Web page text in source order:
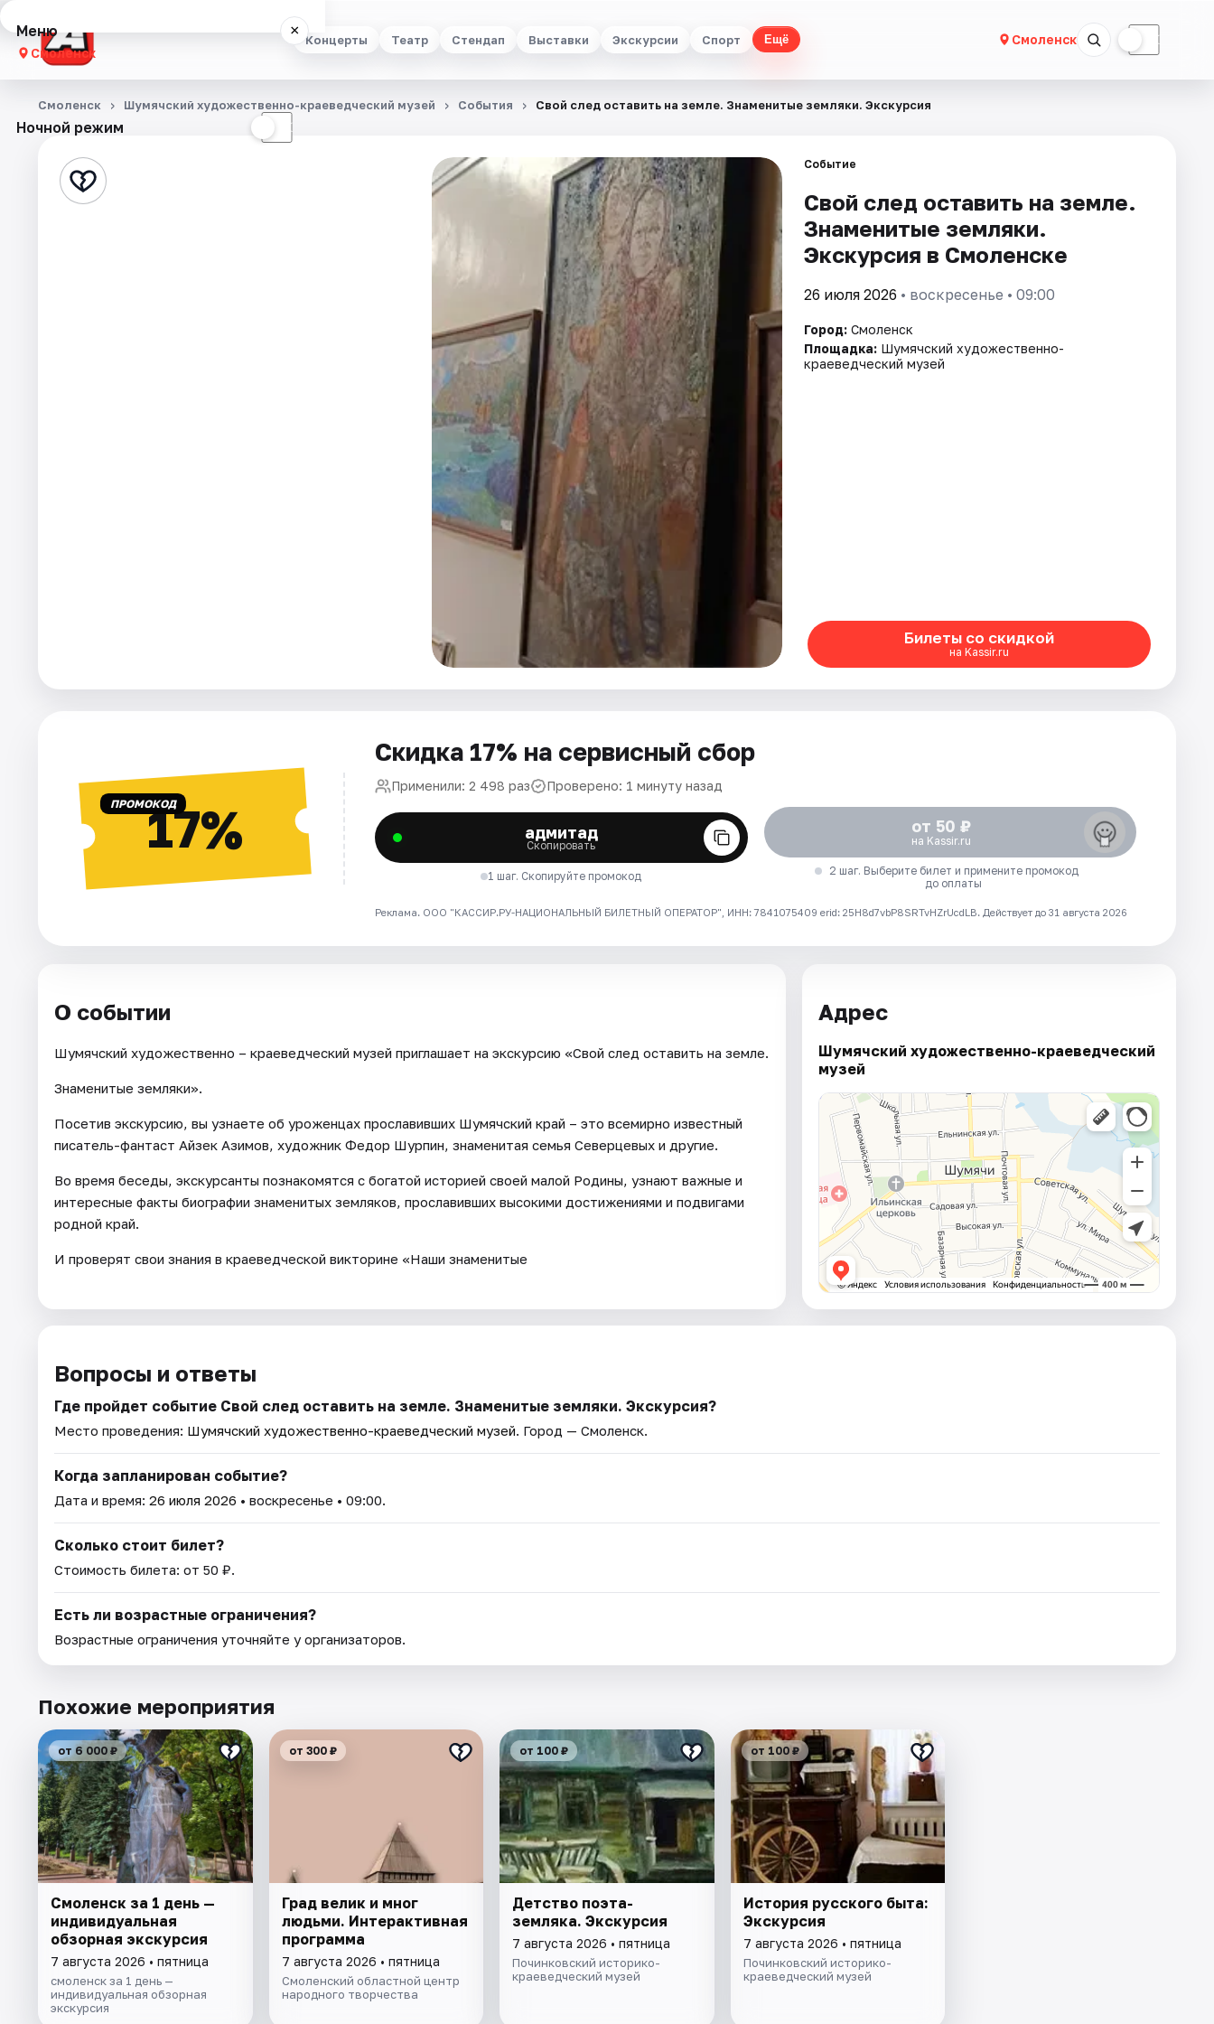
Концерты Театр Стендап Выставки Экскурсии Спорт Ещё Смоленск ☾
Меню ×
Смоленск
Концерты
Стендап
Ночной режим ☾
Смоленск Шумячский художественно-краеведческий музей События Свой след оставить на земле. Знаменитые земляки. Экскурсия
Событие
Свой след оставить на земле.
Знаменитые земляки.
Экскурсия в Смоленске
26 июля 2026 • воскресенье • 09:00
Город: Смоленск
Площадка: Шумячский художественно-
краеведческий музей
Билеты со скидкой
на Kassir.ru
ПРОМОКОД17%
Скидка 17% на сервисный сбор
Применили: 2 498 раз Проверено: 1 минуту назад
адмитад
Скопировать
1 шаг. Скопируйте промокод
от 50 ₽
на Kassir.ru
2 шаг. Выберите билет и примените промокод
до оплаты
Реклама. ООО "КАССИР.РУ-НАЦИОНАЛЬНЫЙ БИЛЕТНЫЙ ОПЕРАТОР", ИНН: 7841075409 erid: 25H8d7vbP8SRTvHZrUcdLB. Действует до 31 августа 2026
О событии
Шумячский художественно – краеведческий музей приглашает на экскурсию «Свой след оставить на земле.
Знаменитые земляки».
Посетив экскурсию, вы узнаете об уроженцах прославивших Шумячский край – это всемирно известный
писатель-фантаст Айзек Азимов, художник Федор Шурпин, знаменитая семья Северцевых и другие.
Во время беседы, экскурсанты познакомятся с богатой историей своей малой Родины, узнают важные и
интересные факты биографии знаменитых земляков, прославивших высокими достижениями и подвигами
родной край.
И проверят свои знания в краеведческой викторине «Наши знаменитые
Адрес
Шумячский художественно-краеведческий
музей
Вопросы и ответы
Где пройдет событие Свой след оставить на земле. Знаменитые земляки. Экскурсия?
Место проведения: Шумячский художественно-краеведческий музей. Город — Смоленск.
Когда запланирован событие?
Дата и время: 26 июля 2026 • воскресенье • 09:00.
Сколько стоит билет?
Стоимость билета: от 50 ₽.
Есть ли возрастные ограничения?
Возрастные ограничения уточняйте у организаторов.
Похожие мероприятия
от 6 000 ₽
Смоленск за 1 день —
индивидуальная
обзорная экскурсия
7 августа 2026 • пятница
смоленск за 1 день —
индивидуальная обзорная
экскурсия
от 300 ₽
Град велик и мног
людьми. Интерактивная
программа
7 августа 2026 • пятница
Смоленский областной центр
народного творчества
от 100 ₽
Детство поэта-
земляка. Экскурсия
7 августа 2026 • пятница
Починковский историко-
краеведческий музей
от 100 ₽
История русского быта:
Экскурсия
7 августа 2026 • пятница
Починковский историко-
краеведческий музей